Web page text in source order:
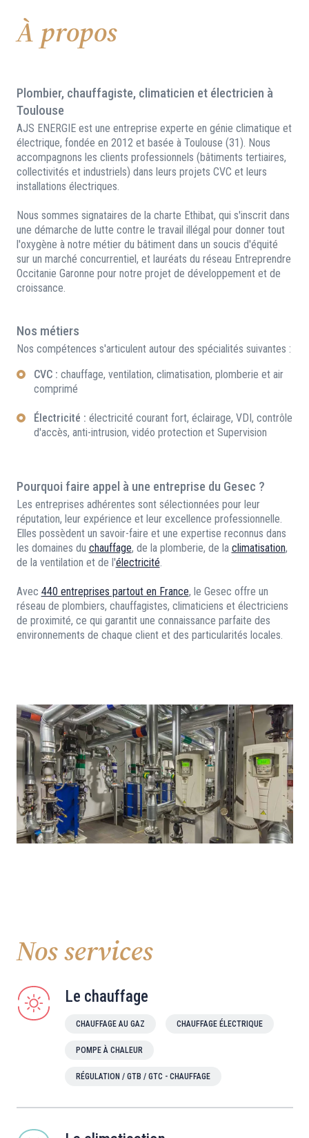
À propos
Plombier, chauffagiste, climaticien et électricien à
Toulouse
AJS ENERGIE est une entreprise experte en génie climatique et
électrique, fondée en 2012 et basée à Toulouse (31). Nous
accompagnons les clients professionnels (bâtiments tertiaires,
collectivités et industriels) dans leurs projets CVC et leurs
installations électriques.
Nous sommes signataires de la charte Ethibat, qui s'inscrit dans
une démarche de lutte contre le travail illégal pour donner tout
l'oxygène à notre métier du bâtiment dans un soucis d'équité
sur un marché concurrentiel, et lauréats du réseau Entreprendre
Occitanie Garonne pour notre projet de développement et de
croissance.
Nos métiers
Nos compétences s'articulent autour des spécialités suivantes :
CVC : chauffage, ventilation, climatisation, plomberie et air
comprimé
Électricité : électricité courant fort, éclairage, VDI, contrôle
d'accès, anti-intrusion, vidéo protection et Supervision
Pourquoi faire appel à une entreprise du Gesec ?
Les entreprises adhérentes sont sélectionnées pour leur
réputation, leur expérience et leur excellence professionnelle.
Elles possèdent un savoir-faire et une expertise reconnus dans
les domaines du chauffage, de la plomberie, de la climatisation,
de la ventilation et de l'électricité.
Avec 440 entreprises partout en France, le Gesec offre un
réseau de plombiers, chauffagistes, climaticiens et électriciens
de proximité, ce qui garantit une connaissance parfaite des
environnements de chaque client et des particularités locales.
Nos services
Le chauffage
CHAUFFAGE AU GAZ CHAUFFAGE ÉLECTRIQUE
POMPE À CHALEUR
RÉGULATION / GTB / GTC - CHAUFFAGE